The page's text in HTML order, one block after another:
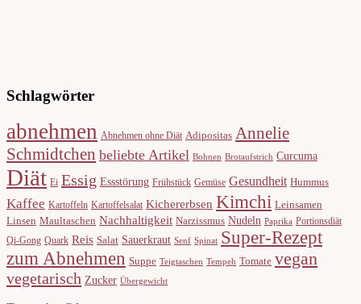
Schlagwörter
abnehmen Abnehmen ohne Diät Adipositas Annelie
Schmidtchen beliebte Artikel Bohnen Brotaufstrich Curcuma
Diät Ei Essig Essstörung Frühstück Gemüse Gesundheit Hummus
Kaffee Kartoffeln Kartoffelsalat Kichererbsen Kimchi Leinsamen
Linsen Maultaschen Nachhaltigkeit Narzissmus Nudeln Paprika Portionsdiät
Qi-Gong Quark Reis Salat Sauerkraut Senf Spinat Super-Rezept
zum Abnehmen Suppe Teigtaschen Tempeh Tomate vegan
vegetarisch Zucker Übergewicht